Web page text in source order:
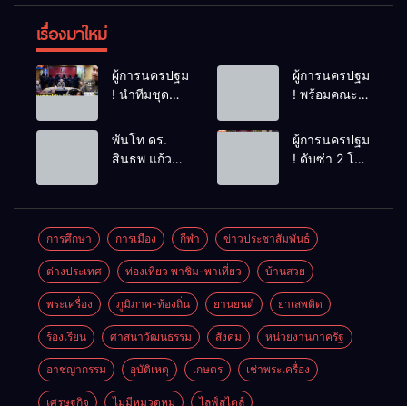
เรื่องมาใหม่
ผู้การนครปฐม
! นำทีมชุด
เวลา 48
ชม.ไล่ล่าโจ๋
ชักมีดแทงคอ
หม่องดับ
ผู้การนครปฐม
! พร้อมคณะ
ภูธรภาค 7
ติดตาม
ตำรวจ เราไม่
ทิ้งกัน ” (ด้าน
เด็กพิเศษ)
การสร้าง
อาชีพเพื่อเด็ก
พิเศษอย่าง
ยั่งยืนของ
สำนักงาน
ตำรวจแห่ง
ชาติและ
พันโท ดร.
สินธพ แก้ว
การท่องเที่ยว
นำทีมลุย
ปัตตานี ชู
ศักยภาพสู่จุด
หมายท่อง
เที่ยวสำคัญ
ผู้การนครปฐม
! ดับซ่า 2 โจ๋
ราชสิทธิ “ ถ่ม
น้ำลาย – ทุบ
รถเบนซ์เสีย
หาย ส่งฟ้อง
ศาลแขวง
จังหวัด
นครปฐม ทันที
การศึกษา การเมือง กีฬา ข่าวประชาสัมพันธ์
ต่างประเทศ ท่องเที่ยว พาชิม-พาเที่ยว บ้านสวย
พระเครื่อง ภูมิภาค-ท้องถิ่น ยานยนต์ ยาเสพติด
ร้องเรียน ศาสนาวัฒนธรรม สังคม หน่วยงานภาครัฐ
อาชญากรรม อุบัติเหตุ เกษตร เช่าพระเครื่อง
เศรษฐกิจ ไม่มีหมวดหมู่ ไลฟ์สไตล์